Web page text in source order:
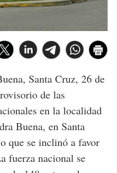
de las
en la localidad
Buena, en Santa
que se inclinó a favor
fuerza nacional se